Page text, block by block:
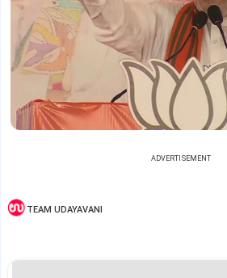
ADVERTISEMENT
TEAM UDAYAVANI